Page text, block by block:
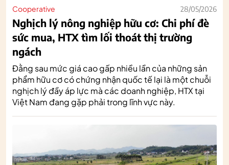
Cooperative 28/05/2026
Nghịch lý nông nghiệp hữu cơ: Chi phí đè
sức mua, HTX tìm lối thoát thị trường
ngách
Đằng sau mức giá cao gấp nhiều lần của những sản
phẩm hữu cơ có chứng nhận quốc tế lại là một chuỗi
nghịch lý đầy áp lực mà các doanh nghiệp, HTX tại
Việt Nam đang gặp phải trong lĩnh vực này.